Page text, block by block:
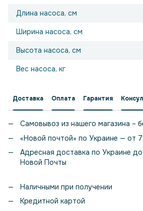
Длина насоса, см
Ширина насоса, см
Высота насоса, см
Вес насоса, кг
Доставка Оплата Гарантия
Самовывоз из нашего магазина –
«Новой почтой» по Украине — от
Адресная доставка по Украине
Новой Почты
Наличными при получении
Кредитной картой